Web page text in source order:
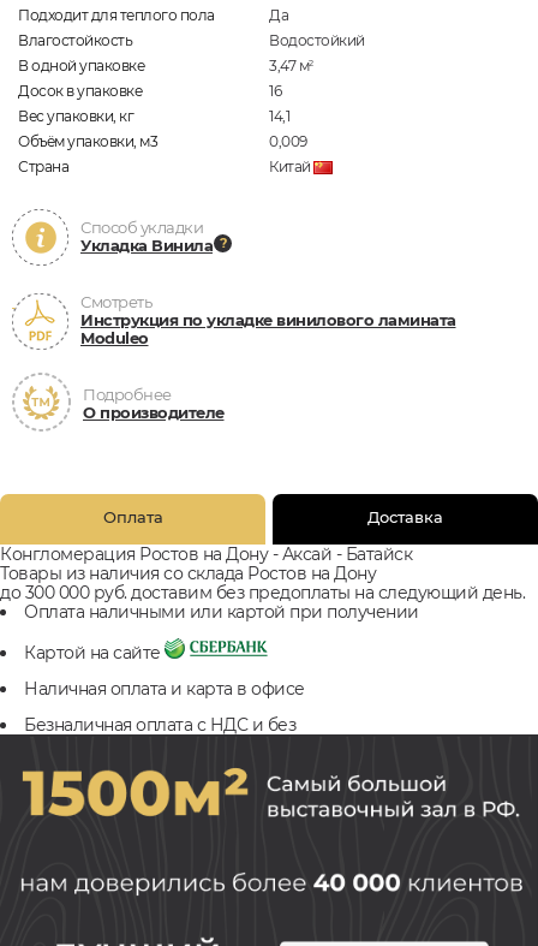
Подходит для теплого пола
Да
Влагостойкость
Водостойкий
В одной упаковке
3,47 м2
Досок в упаковке
16
Вес упаковки, кг
14,1
Объём упаковки, м3
0,009
Страна
Китай
Способ укладки
Укладка Винила
Смотреть
Инструкция по укладке винилового ламината
Moduleo
Подробнее
О производителе
Оплата Доставка
Конгломерация Ростов на Дону - Аксай - Батайск
Товары из наличия со склада Ростов на Дону
до 300 000 руб. доставим без предоплаты на следующий день.
Оплата наличными или картой при получении
Картой на сайте
Наличная оплата и карта в офисе
Безналичная оплата с НДС и без